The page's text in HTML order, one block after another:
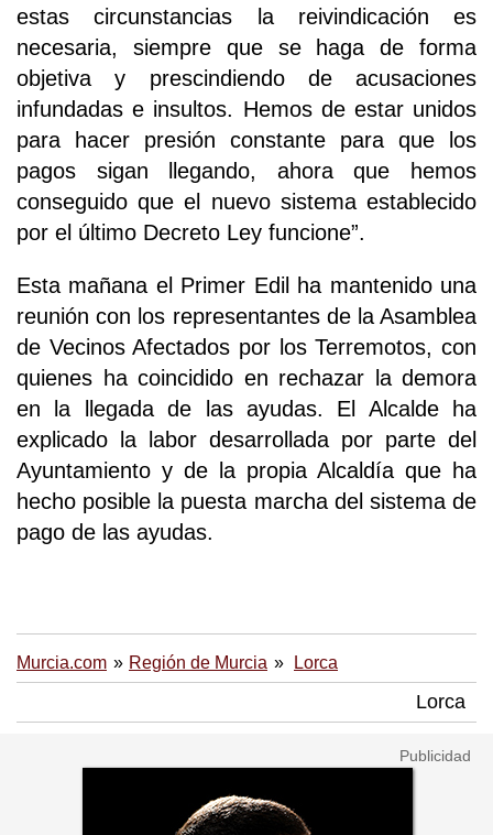
estas circunstancias la reivindicación es
necesaria, siempre que se haga de forma
objetiva y prescindiendo de acusaciones
infundadas e insultos. Hemos de estar unidos
para hacer presión constante para que los
pagos sigan llegando, ahora que hemos
conseguido que el nuevo sistema establecido
por el último Decreto Ley funcione”.
Esta mañana el Primer Edil ha mantenido una
reunión con los representantes de la Asamblea
de Vecinos Afectados por los Terremotos, con
quienes ha coincidido en rechazar la demora
en la llegada de las ayudas. El Alcalde ha
explicado la labor desarrollada por parte del
Ayuntamiento y de la propia Alcaldía que ha
hecho posible la puesta marcha del sistema de
pago de las ayudas.
Murcia.com Región de Murcia Lorca
Lorca